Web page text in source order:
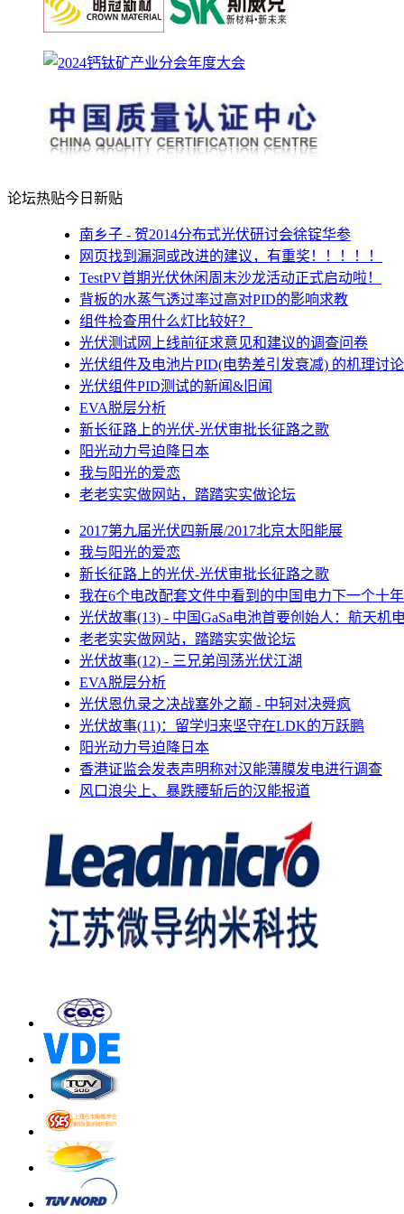
论坛热贴今日新贴
南乡子 - 贺2014分布式光伏研讨会徐锭华参
网页找到漏洞或改进的建议，有重奖！！！！！
TestPV首期光伏休闲周末沙龙活动正式启动啦！
背板的水蒸气透过率过高对PID的影响求教
组件检查用什么灯比较好？
光伏测试网上线前征求意见和建议的调查问卷
光伏组件及电池片PID(电势差引发衰减) 的机理讨论
光伏组件PID测试的新闻&旧闻
EVA脱层分析
新长征路上的光伏-光伏审批长征路之歌
阳光动力号迫降日本
我与阳光的爱恋
老老实实做网站，踏踏实实做论坛
2017第九届光伏四新展/2017北京太阳能展
我与阳光的爱恋
新长征路上的光伏-光伏审批长征路之歌
我在6个电改配套文件中看到的中国电力下一个十年
光伏故事(13) - 中国GaSa电池首要创始人：航天机
老老实实做网站，踏踏实实做论坛
光伏故事(12) - 三兄弟闯荡光伏江湖
EVA脱层分析
光伏恩仇录之决战塞外之巅 - 中轲对决舜疯
光伏故事(11)：留学归来坚守在LDK的万跃鹏
阳光动力号迫降日本
香港证监会发表声明称对汉能薄膜发电进行调查
风口浪尖上、暴跌腰斩后的汉能报道